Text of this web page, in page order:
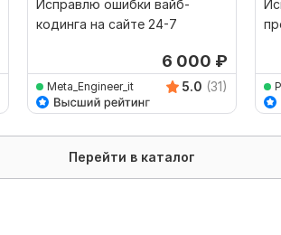
Исправлю ошибки вайб-
кодинга на сайте 24-7
6 000 ₽
Meta_Engineer_it 5.0 (31)
Перейти в каталог